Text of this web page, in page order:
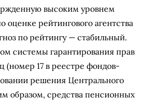
высоким уровнем
оценке рейтингового агентства
по рейтингу — стабильный.
системы гарантирования прав
(номер 17 в реестре фондов-
решения Центрального
образом, средства пенсионных